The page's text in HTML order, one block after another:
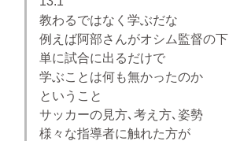
教わるではなく学ぶだな
例えば阿部さんがオシム監督の下
単に試合に出るだけで
学ぶことは何も無かったのか
ということ
サッカーの見方､考え方､姿勢
様々な指導者に触れた方が